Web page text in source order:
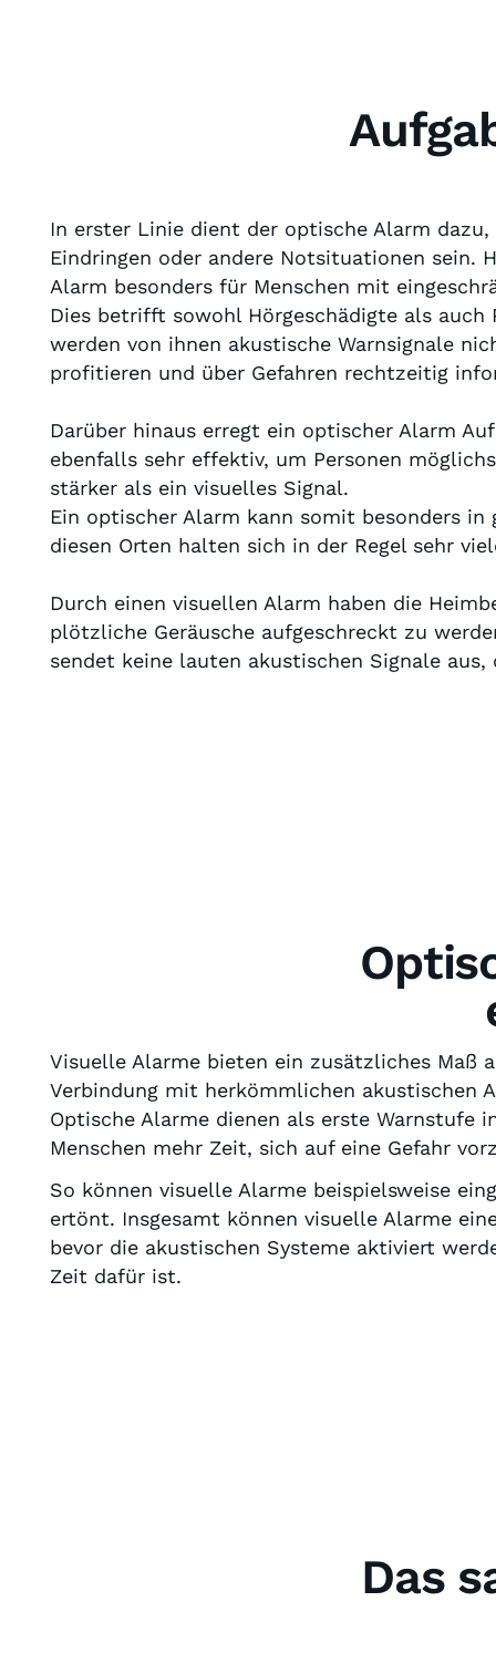
In erster Linie dient der optische Alarm
Eindringen oder andere Notsituationen sein.
Alarm besonders für Menschen mit
Dies betrifft sowohl Hörgeschädigte als
werden von ihnen akustische Warnsignale
profitieren und über Gefahren rechtzeitig
Darüber hinaus erregt ein optischer Alarm
ebenfalls sehr effektiv, um Personen
stärker als ein visuelles Signal.
Ein optischer Alarm kann somit besonders
diesen Orten halten sich in der Regel sehr
Durch einen visuellen Alarm haben die
plötzliche Geräusche aufgeschreckt zu
sendet keine lauten akustischen Signale
Visuelle Alarme bieten ein zusätzliches Maß
Verbindung mit herkömmlichen akustischen
Optische Alarme dienen als erste
Menschen mehr Zeit, sich auf eine Gefahr
So können visuelle Alarme beispielsweise
ertönt. Insgesamt können visuelle Alarme
bevor die akustischen Systeme aktiviert
Zeit dafür ist.
Das